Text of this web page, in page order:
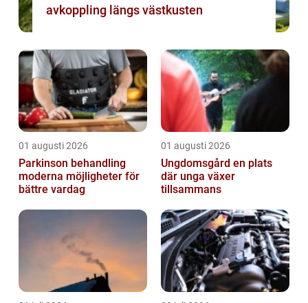
avkoppling längs västkusten
01 augusti 2026
Parkinson behandling
moderna möjligheter för
bättre vardag
01 augusti 2026
Ungdomsgård en plats
där unga växer
tillsammans